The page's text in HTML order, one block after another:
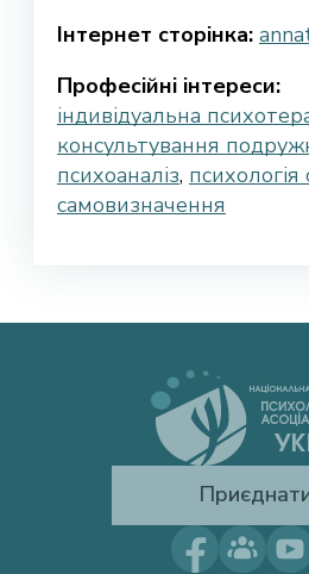
Інтернет сторінка:
Професійні інтереси:
індивідуальна
консультування
психоаналіз, психологія
самовизначення